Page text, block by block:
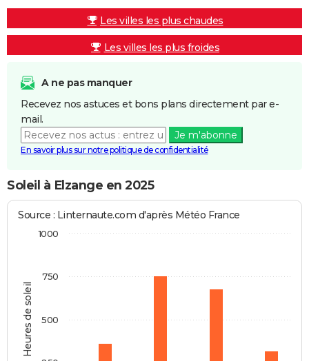
Les villes les plus chaudes
Les villes les plus froides
A ne pas manquer
Recevez nos astuces et bons plans directement par e-
mail.
Je m'abonne
En savoir plus sur notre politique de confidentialité
Soleil à Elzange en 2025
Heures de soleil
Source : Linternaute.com d'après Météo France
500
750
1000